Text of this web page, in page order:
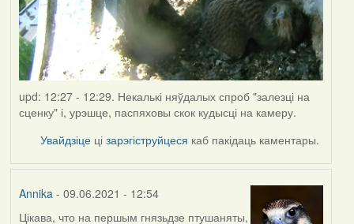
upd: 12:27 - 12:29. Некалькі няўдалых спроб "залезці на
сценку" і, урэшце, паспяховы скок кудысці на камеру.
Увайдзіце цізарэгіструйцеся каб пакідаць каментары.
Annika- 09.06.2021 - 12:54
Цікава, что на першым гнязьдзе птушаняты,